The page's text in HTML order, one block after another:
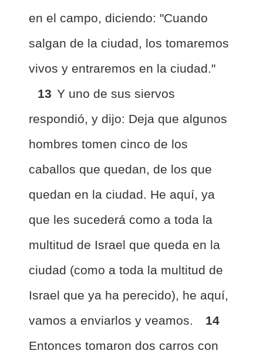
en el campo, diciendo: "Cuando
salgan de la ciudad, los tomaremos
vivos y entraremos en la ciudad."
13 Y uno de sus siervos
respondió, y dijo: Deja que algunos
hombres tomen cinco de los
caballos que quedan, de los que
quedan en la ciudad. He aquí, ya
que les sucederá como a toda la
multitud de Israel que queda en la
ciudad (como a toda la multitud de
Israel que ya ha perecido), he aquí,
vamos a enviarlos y veamos.
14
Entonces tomaron dos carros con